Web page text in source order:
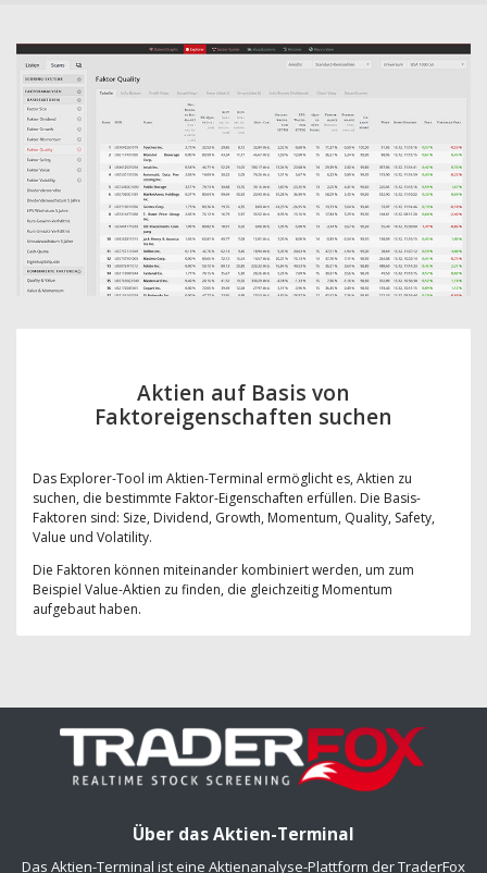
Aktien auf Basis von
Faktoreigenschaften suchen
Das Explorer-Tool im Aktien-Terminal ermöglicht es, Aktien zu
suchen, die bestimmte Faktor-Eigenschaften erfüllen. Die Basis-
Faktoren sind: Size, Dividend, Growth, Momentum, Quality, Safety,
Value und Volatility.
Die Faktoren können miteinander kombiniert werden, um zum
Beispiel Value-Aktien zu finden, die gleichzeitig Momentum
aufgebaut haben.
Über das Aktien-Terminal
Das Aktien-Terminal ist eine Aktienanalyse-Plattform der TraderFox